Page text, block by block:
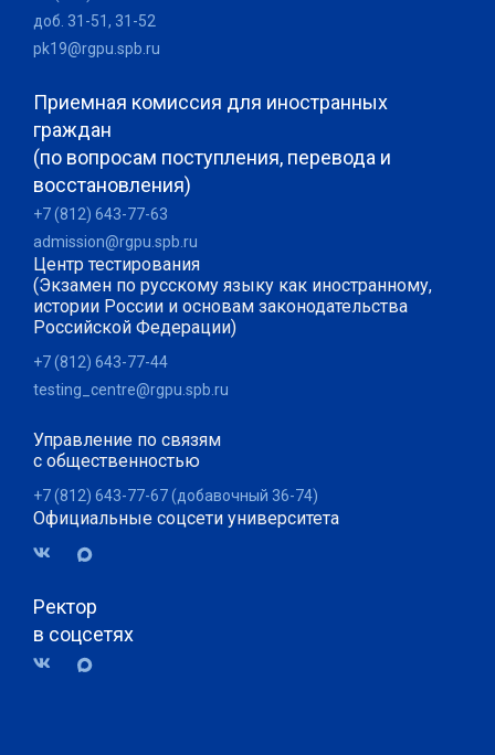
доб. 31-51, 31-52
pk19@rgpu.spb.ru
Приемная комиссия для иностранных
граждан
(по вопросам поступления, перевода и
восстановления)
+7 (812) 643-77-63
admission@rgpu.spb.ru
Центр тестирования
(Экзамен по русскому языку как иностранному,
истории России и основам законодательства
Российской Федерации)
+7 (812) 643-77-44
testing_centre@rgpu.spb.ru
Управление по связям
с общественностью
+7 (812) 643-77-67 (добавочный 36-74)
Официальные соцсети университета
Ректор
в соцсетях